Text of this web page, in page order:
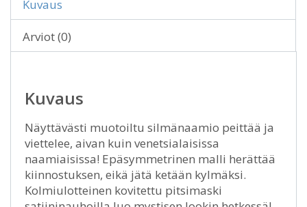
Kuvaus
Arviot (0)
Kuvaus
Näyttävästi muotoiltu silmänaamio peittää ja
viettelee, aivan kuin venetsialaisissa
naamiaisissa! Epäsymmetrinen malli herättää
kiinnostuksen, eikä jätä ketään kylmäksi.
Kolmiulotteinen kovitettu pitsimaski